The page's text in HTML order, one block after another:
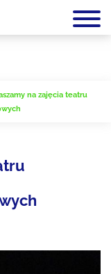
na zajęcia teatru